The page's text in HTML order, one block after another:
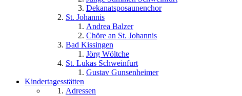
Dekanatsposaunenchor
St. Johannis
Andrea Balzer
Chöre an St. Johannis
Bad Kissingen
Jörg Wöltche
St. Lukas Schweinfurt
Gustav Gunsenheimer
Kindertagesstätten
Adressen